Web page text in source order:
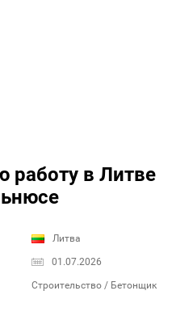
работу в Литве
Литва
01.07.2026
Строительство / Бетонщик